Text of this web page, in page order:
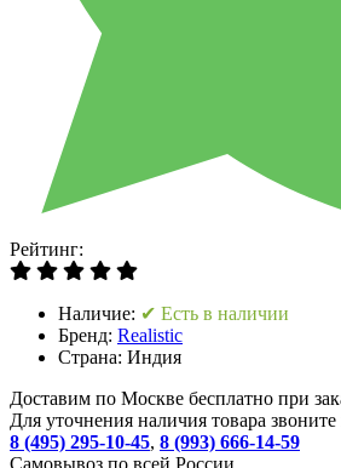
Рейтинг:
Наличие: ✔ Есть в наличии
Бренд: Realistic
Страна: Индия
Доставим по Москве бесплатно при
Для уточнения наличия товара
8 (495) 295-10-45, 8 (993) 666-14-59
Cамовывоз по всей России